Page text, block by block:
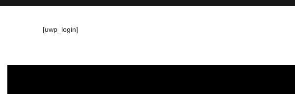
[uwp_login]